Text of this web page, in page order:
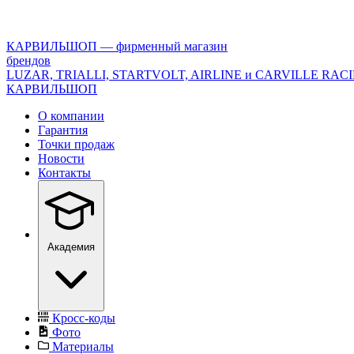
version="1.0"
encoding="utf-
8"?
>
КАРВИЛЬШОП — фирменный магазин
брендов
LUZAR, TRIALLI, STARTVOLT, AIRLINE и CARVILLE
КАРВИЛЬШОП
О компании
Гарантия
Точки продаж
Новости
Контакты
Академия
Кросс-коды
Фото
Материалы